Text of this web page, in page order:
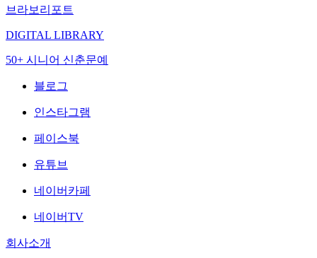
브라보리포트
DIGITAL LIBRARY
50+ 시니어 신춘문예
블로그
인스타그램
페이스북
유튜브
네이버카페
네이버TV
회사소개